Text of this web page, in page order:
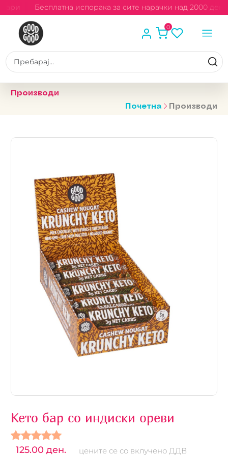
Бесплатна испорака за сите нарачки над 2000
0
Производи
Почетна
Производи
Кето бар со индиски ореви
125.00 ден. цените се со вклучено ДДВ